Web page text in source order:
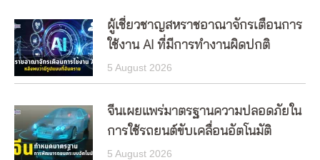
ผู้เชี่ยวชาญสหราชอาณาจักรเตือนการ
ใช้งาน AI ที่มีการทำงานผิดปกติ
5 August 2026
จีนเผยแพร่มาตรฐานความปลอดภัยใน
การใช้รถยนต์ขับเคลื่อนอัตโนมัติ
5 August 2026